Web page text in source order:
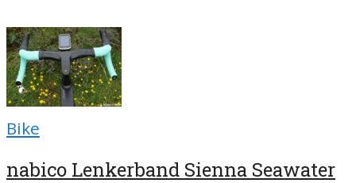
Bike
nabico Lenkerband Sienna Seawater